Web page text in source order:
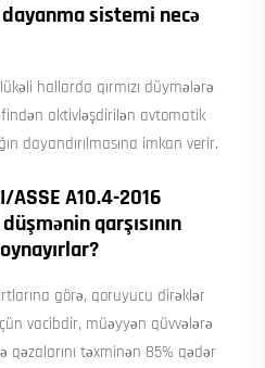
sistemi necə
hallarda qırmızı düymələrə
aktivləşdirilən avtomatik
dayandırılmasına imkan verir.
ASSE A10.4-2016
qarşısının
görə, qoruyucu dirəklər
vacibdir, müəyyən qüvvələrə
qəzalarını təxminən 85% qədər